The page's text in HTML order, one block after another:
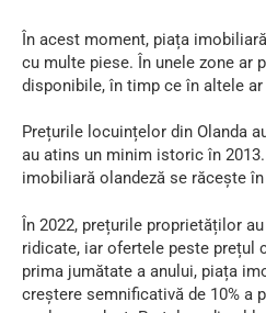
În acest moment, piața
cu multe piese. În unele zone ar
disponibile, în timp ce în altele
Prețurile locuințelor din Olanda
au atins un minim istoric în
imobiliară olandeză se răcește în
În 2022, prețurile proprietăților
ridicate, iar ofertele peste prețul
prima jumătate a anului, piața
creștere semnificativă de 10% a